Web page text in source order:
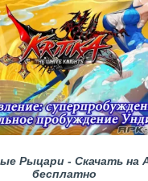
Рыцари - Скачать на
бесплатно